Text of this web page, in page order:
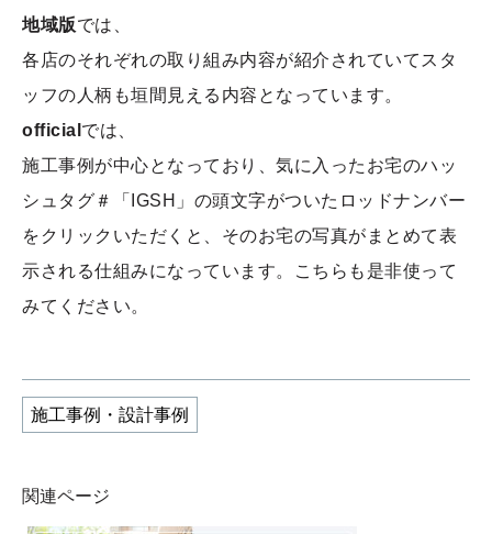
地域版では、
各店のそれぞれの取り組み内容が紹介されていてスタ
ッフの人柄も垣間見える内容となっています。
official では、
施工事例が中心となっており、気に入ったお宅のハッ
シュタグ＃「IGSH」の頭文字がついたロッドナンバー
をクリックいただくと、そのお宅の写真がまとめて表
示される仕組みになっています。こちらも是非使って
みてください。
施工事例・設計事例
関連ページ